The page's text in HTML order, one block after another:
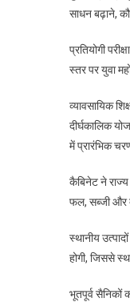
साधन बढ़ाने,
प्रतियोगी
स्तर पर युवा
व्यावसायिक
दीर्घकालिक
में प्रारंभिक
कैबिनेट ने
फल, सब्जी और
स्थानीय
होगी, जिससे
भूतपूर्व सैनिकों